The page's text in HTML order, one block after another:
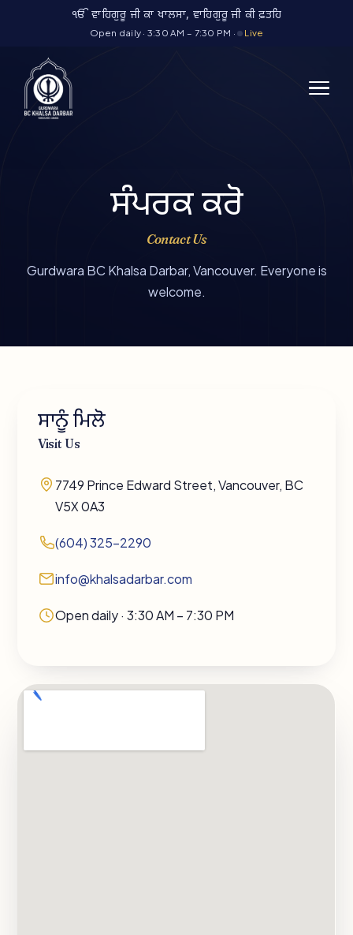
ੴ ਵਾਹਿਗੁਰੂ ਜੀ ਕਾ ਖਾਲਸਾ, ਵਾਹਿਗੁਰੂ ਜੀ ਕੀ ਫ਼ਤਹਿ
Open daily · 3:30 AM – 7:30 PM · Live
ਸੰਪਰਕ ਕਰੋ
Contact Us
Gurdwara BC Khalsa Darbar, Vancouver. Everyone is
welcome.
ਸਾਨੂੰ ਮਿਲੋ
Visit Us
7749 Prince Edward Street, Vancouver, BC
V5X 0A3
(604) 325-2290
info@khalsadarbar.com
Open daily · 3:30 AM – 7:30 PM